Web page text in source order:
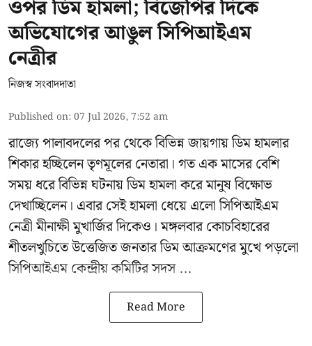
ওপর ডিম হামলা; বিজেপির দিকে
অভিযোগের আঙুল সিপিআইএম
নেত্রীর
নিজস্ব সংবাদদাতা
Published on:07 Jul 2026, 7:52 am
রাজ্যে পালাবদলের পর থেকে বিভিন্ন জায়গায় ডিম হামলার
শিকার হচ্ছিলেন তৃণমূলের নেতারা। গত এক মাসের বেশি
সময় ধরে বিভিন্ন ঘটনায় ডিম হামলা করে মানুষ বিক্ষোভ
দেখাচ্ছিলেন। এবার সেই হামলা ধেয়ে এলোসিপিআইএম
নেত্রী মীনাক্ষী মুখার্জিরদিকেও। মঙ্গলবার কোচবিহারের
শীতলখুচিতে উত্তেজিত জনতার ডিম আক্রমণের মুখে পড়লো
সিপিআইএম কেন্দ্রীয় কমিটির সদস ...
Read More